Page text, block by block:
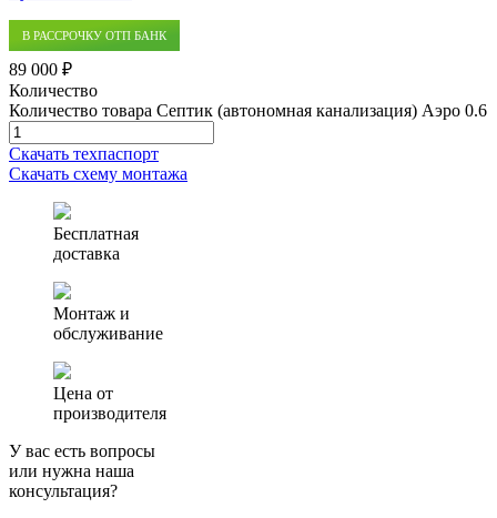
В РАССРОЧКУ ОТП БАНК
89 000 ₽
Количество
Количество товара Септик (автономная канализация) Аэро 0.6
Скачать техпаспорт
Скачать схему монтажа
Бесплатная
доставка
Монтаж и
обслуживание
Цена от
производителя
У вас есть вопросы
или нужна наша
консультация?